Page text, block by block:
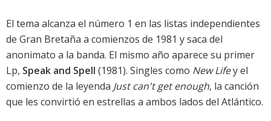
El tema alcanza el número 1 en las listas independientes
de Gran Bretaña a comienzos de 1981 y saca del
anonimato a la banda. El mismo año aparece su primer
Lp, Speak and Spell (1981). Singles como New Lifey el
comienzo de la leyenda Just can't get enough, la canción
que les convirtió en estrellas a ambos lados del Atlántico.